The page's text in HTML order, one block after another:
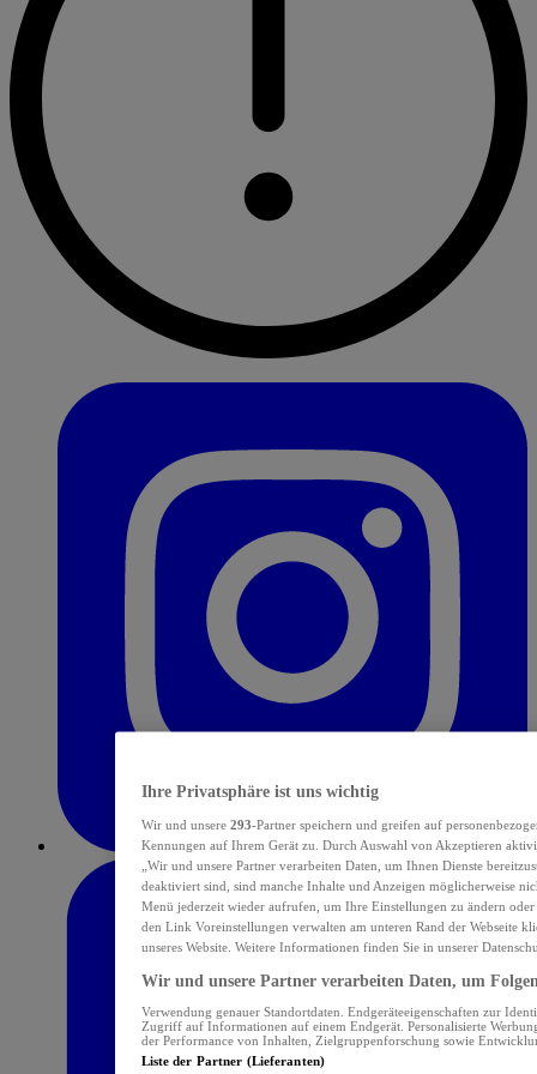
Ihre Privatsphäre ist uns wichtig
Wir und unsere 293-Partner speichern und greifen auf
Kennungen auf Ihrem Gerät zu. Durch Auswahl von Akzeptieren
„Wir und unsere Partner verarbeiten Daten, um Ihnen Dienste
deaktiviert sind, sind manche Inhalte und Anzeigen möglicherweise
Menü jederzeit wieder aufrufen, um Ihre Einstellungen zu ändern
den Link Voreinstellungen verwalten am unteren Rand der Webseite
unseres Website. Weitere Informationen finden Sie in unserer
Wir und unsere Partner verarbeiten Daten, um
Verwendung genauer Standortdaten. Endgeräteeigenschaften zur
Zugriff auf Informationen auf einem Endgerät. Personalisierte
der Performance von Inhalten, Zielgruppenforschung sowie
Liste der Partner (Lieferanten)